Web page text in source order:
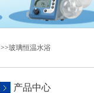
>>玻璃恒温水浴
产品中心